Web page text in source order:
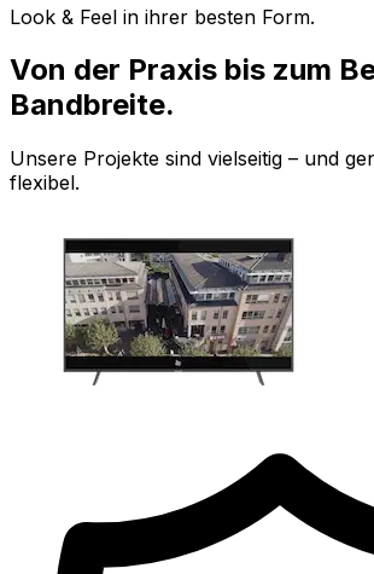
Look & Feel in ihrer besten Form.
Von der Praxis bis zum
Bandbreite.
Unsere Projekte sind vielseitig – und
flexibel.